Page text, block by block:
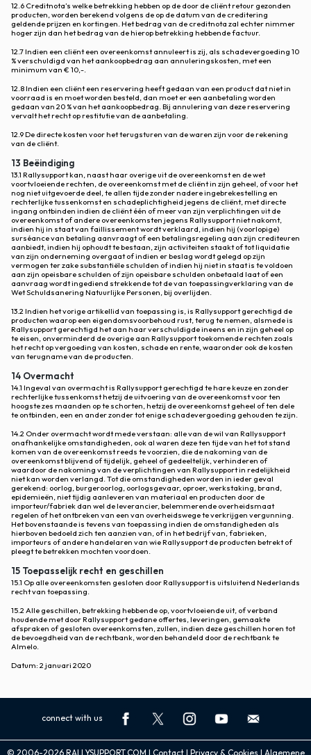
12.6 Creditnota’s welke betrekking hebben op de door de cliënt retour gezonden
producten, worden berekend volgens de op de datum van de creditering
geldende prijzen en kortingen. Het bedrag van de creditnota zal echter nimmer
hoger zijn dan het bedrag van de hierop betrekking hebbende factuur.
12.7 Indien een cliënt een overeenkomst annuleert is zij, als schadevergoeding 10
% verschuldigd van het aankoopbedrag aan annuleringskosten, met een
minimum van € 10,-.
12.8 Indien een cliënt een reservering heeft gedaan van een product dat niet in
voorraad is en moet worden besteld, dan moet er een aanbetaling worden
gedaan van 20 % van het aankoopbedrag. Bij annulering van deze reservering
vervalt het recht op restitutie van de aanbetaling.
12.9 De directe kosten voor het terugsturen van de waren zijn voor de rekening
van de cliënt.
13 Beëindiging
13.1 Rallysupport kan, naast haar overige uit de overeenkomst en de wet
voortvloeiende rechten, de overeenkomst met de cliënt in zijn geheel, of voor het
nog niet uitgevoerde deel, te allen tijde zonder nadere ingebrekestelling en
rechterlijke tussenkomst en schadeplichtigheid jegens de cliënt, met directe
ingang ontbinden indien de cliënt één of meer van zijn verplichtingen uit de
overeenkomst of andere overeenkomsten jegens Rallysupport niet nakomt,
indien hij in staat van faillissement wordt verklaard, indien hij (voorlopige)
surséance van betaling aanvraagt of een betalingsregeling aan zijn crediteuren
aanbiedt, indien hij ophoudt te bestaan, zijn activiteiten staakt of tot liquidatie
van zijn onderneming overgaat of indien er beslag wordt gelegd op zijn
vermogen ter zake substantiële schulden of indien hij niet in staat is te voldoen
aan zijn opeisbare schulden of zijn opeisbare schulden onbetaald laat of een
aanvraag wordt ingediend strekkende tot de van toepassingverklaring van de
Wet Schuldsanering Natuurlijke Personen, bij overlijden.
13.2 Indien het vorige artikellid van toepassing is, is Rallysupport gerechtigd de
producten waarop een eigendomsvoorbehoud rust, terug te nemen, alsmede is
Rallysupport gerechtigd het aan haar verschuldigde ineens en in zijn geheel op
te eisen, onverminderd de overige aan Rallysupport toekomende rechten zoals
het recht op vergoeding van kosten, schade en rente, waaronder ook de kosten
van terugname van de producten.
14 Overmacht
14.1 Ingeval van overmacht is Rallysupport gerechtigd te hare keuze en zonder
rechterlijke tussenkomst hetzij de uitvoering van de overeenkomst voor ten
hoogste zes maanden op te schorten, hetzij de overeenkomst geheel of ten dele
te ontbinden, een en ander zonder tot enige schadevergoeding gehouden te zijn.
14.2 Onder overmacht wordt mede verstaan: alle van de wil van Rallysupport
onafhankelijke omstandigheden, ook al waren deze ten tijde van het tot stand
komen van de overeenkomst reeds te voorzien, die de nakoming van de
overeenkomst blijvend of tijdelijk, geheel of gedeeltelijk, verhinderen of
waardoor de nakoming van de verplichtingen van Rallysupport in redelijkheid
niet kan worden verlangd. Tot die omstandigheden worden in ieder geval
gerekend: oorlog, burgeroorlog, oorlogsgevaar, oproer, werkstaking, brand,
epidemieën, niet tijdig aanleveren van materiaal en producten door de
importeur/fabriek dan wel de leverancier, belemmerende overheidsmaat
regelen of het ontbreken van een van overheidswege te verkrijgen vergunning.
Het bovenstaande is tevens van toepassing indien de omstandigheden als
hierboven bedoeld zich ten aanzien van, of in het bedrijf van, fabrieken,
importeurs of andere handelaren van wie Rallysupport de producten betrekt of
pleegt te betrekken mochten voordoen.
15 Toepasselijk recht en geschillen
15.1 Op alle overeenkomsten gesloten door Rallysupport is uitsluitend Nederlands
recht van toepassing.
15.2 Alle geschillen, betrekking hebbende op, voortvloeiende uit, of verband
houdende met door Rallysupport gedane offertes, leveringen, gemaakte
afspraken of gesloten overeenkomsten, zullen, indien deze geschillen horen tot
de bevoegdheid van de rechtbank, worden behandeld door de rechtbank te
Almelo.
Datum: 2 januari 2020
connect with us
© 2006-2026 RALLYSUPPORT.COM | Contact| Privacy & Cookies | Algemene